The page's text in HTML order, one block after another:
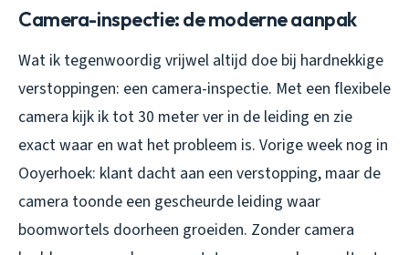
Camera-inspectie: de moderne aanpak
Wat ik tegenwoordig vrijwel altijd doe bij hardnekkige
verstoppingen: een camera-inspectie. Met een flexibele
camera kijk ik tot 30 meter ver in de leiding en zie
exact waar en wat het probleem is. Vorige week nog in
Ooyerhoek: klant dacht aan een verstopping, maar de
camera toonde een gescheurde leiding waar
boomwortels doorheen groeiden. Zonder camera